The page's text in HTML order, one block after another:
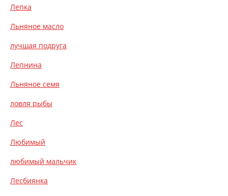
Лепка
Льняное масло
лучшая подруга
Лепнина
Льняное семя
ловля рыбы
Лес
Любимый
любимый мальчик
Лесбиянка